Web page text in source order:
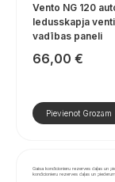
Vento NG 120
ledusskapja
vadības paneli
66,00 €
Pievienot Grozam
Gaisa kondicionieru rezerves daļas un
kondicionieru rezerves daļas un